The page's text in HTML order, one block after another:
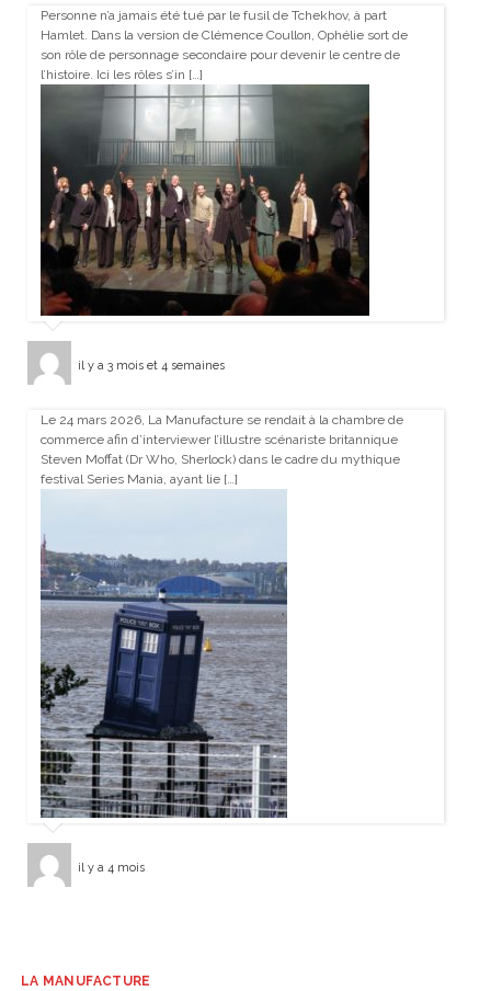
Personne n’a jamais été tué par le fusil de Tchekhov, à part
Hamlet. Dans la version de Clémence Coullon, Ophélie sort de
son rôle de personnage secondaire pour devenir le centre de
l’histoire. Ici les rôles s’in […]
il y a 3 mois et 4 semaines
Le 24 mars 2026, La Manufacture se rendait à la chambre de
commerce afin d’interviewer l’illustre scénariste britannique
Steven Moffat (Dr Who, Sherlock) dans le cadre du mythique
festival Series Mania, ayant lie […]
il y a 4 mois
LA MANUFACTURE